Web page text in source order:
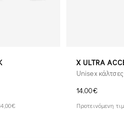
X ULTRA
Unisex κάλτσες
14,00€
Προτεινόμενη